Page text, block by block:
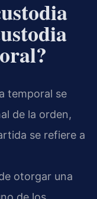
temporal se
de la orden,
se refiere a
otorgar una